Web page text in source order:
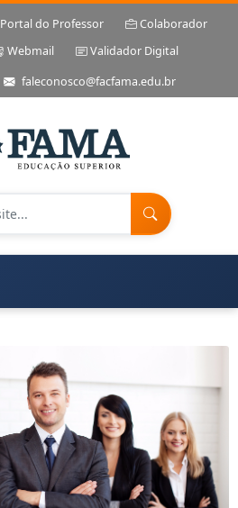
Portal do Professor
Colaborador
Webmail
Validador Digital
faleconosco@facfama.edu.br